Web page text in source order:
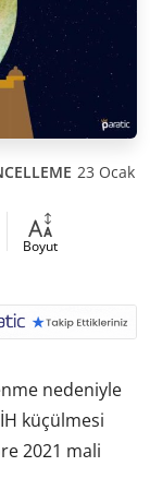
23 Ocak
Boyut
nedeniyle
küçülmesi
2021 mali